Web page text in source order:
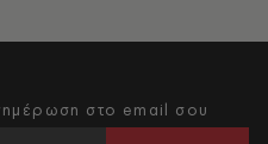
στο email σου